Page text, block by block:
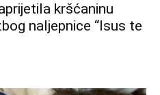
kršćaninu
naljepnice “Isus te